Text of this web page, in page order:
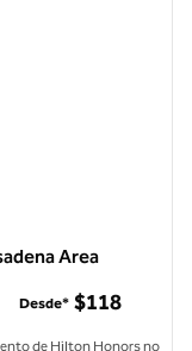
Area
Desde* $118
de Hilton Honors no